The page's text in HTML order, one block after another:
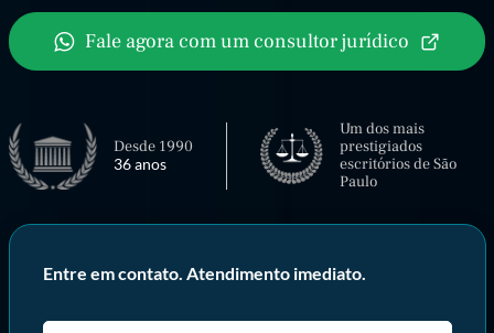
Fale agora com um consultor jurídico
Desde 1990
36 anos
Um dos mais
prestigiados
escritórios de São
Paulo
Entre em contato. Atendimento imediato.